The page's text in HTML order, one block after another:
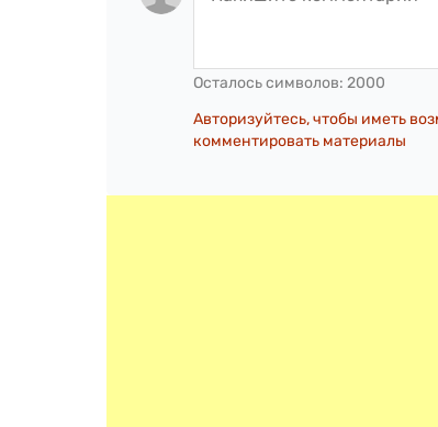
Осталось символов: 2000
Авторизуйтесь, чтобы иметь
комментировать материалы